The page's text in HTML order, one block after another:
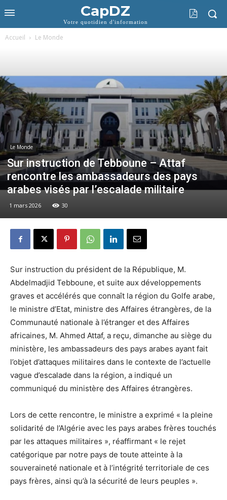
CapDZ
Votre quotidien d'information
Accueil Le Monde
Le Monde
Sur instruction de Tebboune – Attaf
rencontre les ambassadeurs des pays
arabes visés par l’escalade militaire
1 mars 2026 30
Sur instruction du président de la République, M.
Abdelmadjid Tebboune, et suite aux développements
graves et accélérés que connaît la région du Golfe arabe,
le ministre d’Etat, ministre des Affaires étrangères, de la
Communauté nationale à l’étranger et des Affaires
africaines, M. Ahmed Attaf, a reçu, dimanche au siège du
ministère, les ambassadeurs des pays arabes ayant fait
l’objet d’attaques militaires dans le contexte de l’actuelle
vague d’escalade dans la région, a indiqué un
communiqué du ministère des Affaires étrangères.
Lors de cette rencontre, le ministre a exprimé « la pleine
solidarité de l’Algérie avec les pays arabes frères touchés
par les attaques militaires », réaffirmant « le rejet
catégorique par notre pays de toute atteinte à la
souveraineté nationale et à l’intégrité territoriale de ces
pays frères, ainsi qu’à la sécurité de leurs peuples ».